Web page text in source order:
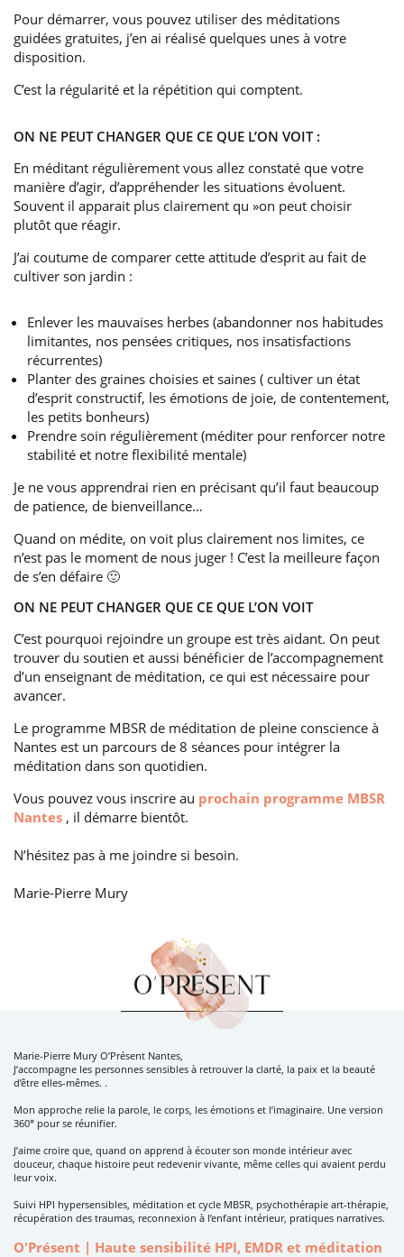
Pour démarrer, vous pouvez utiliser des méditations
guidées gratuites, j’en ai réalisé quelques unes à votre
disposition.
C’est la régularité et la répétition qui comptent.
ON NE PEUT CHANGER QUE CE QUE L’ON VOIT :
En méditant régulièrement vous allez constaté que votre
manière d’agir, d’appréhender les situations évoluent.
Souvent il apparait plus clairement qu »on peut choisir
plutôt que réagir.
J’ai coutume de comparer cette attitude d’esprit au fait de
cultiver son jardin :
Enlever les mauvaises herbes (abandonner nos habitudes
limitantes, nos pensées critiques, nos insatisfactions
récurrentes)
Planter des graines choisies et saines ( cultiver un état
d’esprit constructif, les émotions de joie, de contentement,
les petits bonheurs)
Prendre soin régulièrement (méditer pour renforcer notre
stabilité et notre flexibilité mentale)
Je ne vous apprendrai rien en précisant qu’il faut beaucoup
de patience, de bienveillance…
Quand on médite, on voit plus clairement nos limites, ce
n’est pas le moment de nous juger ! C’est la meilleure façon
de s’en défaire 🙂
ON NE PEUT CHANGER QUE CE QUE L’ON VOIT
C’est pourquoi rejoindre un groupe est très aidant. On peut
trouver du soutien et aussi bénéficier de l’accompagnement
d’un enseignant de méditation, ce qui est nécessaire pour
avancer.
Le programme MBSR de méditation de pleine conscience à
Nantes est un parcours de 8 séances pour intégrer la
méditation dans son quotidien.
Vous pouvez vous inscrire au prochain programme MBSR
Nantes , il démarre bientôt.
N’hésitez pas à me joindre si besoin.
Marie-Pierre Mury
Marie-Pierre Mury O’Présent Nantes,
J’accompagne les personnes sensibles à retrouver la clarté, la paix et la beauté
d’être elles-mêmes. .
Mon approche relie la parole, le corps, les émotions et l’imaginaire. Une version
360° pour se réunifier.
J’aime croire que, quand on apprend à écouter son monde intérieur avec
douceur, chaque histoire peut redevenir vivante, même celles qui avaient perdu
leur voix.
Suivi HPI hypersensibles, méditation et cycle MBSR, psychothérapie art-thérapie,
récupération des traumas, reconnexion à l’enfant intérieur, pratiques narratives.
O'Présent | Haute sensibilité HPI, EMDR et méditation